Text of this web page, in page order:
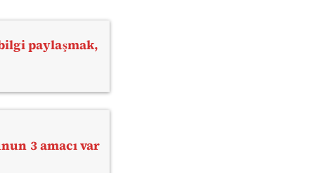
paylaşmak,
3 amacı var